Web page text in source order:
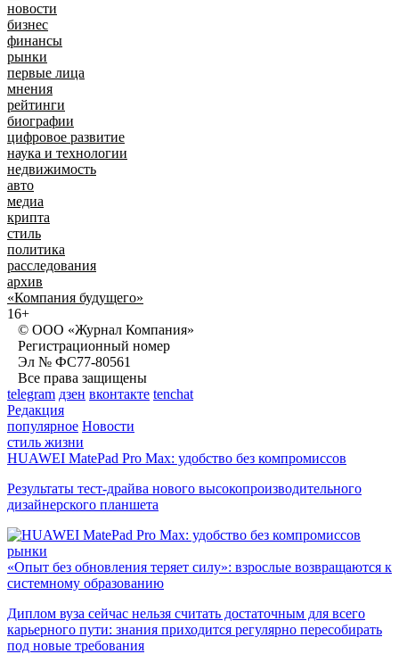
новости
бизнес
финансы
рынки
первые лица
мнения
рейтинги
биографии
цифровое развитие
наука и технологии
недвижимость
авто
медиа
крипта
стиль
политика
расследования
архив
«Компания будущего»
16+
© ООО «Журнал Компания»
Регистрационный номер
Эл № ФС77-80561
Все права защищены
telegram дзен вконтакте tenchat
Редакция
популярное Новости
стиль жизни
HUAWEI MatePad Pro Max: удобство без компромиссов
Результаты тест-драйва нового высокопроизводительного
дизайнерского планшета
рынки
«Опыт без обновления теряет силу»: взрослые возвращаются к
системному образованию
Диплом вуза сейчас нельзя считать достаточным для всего
карьерного пути: знания приходится регулярно пересобирать
под новые требования